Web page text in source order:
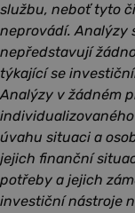
službu, neboť tyto
neprovádí. Analýzy
nepředstavují
týkající se
Analýzy v žádném
úvahu situaci a
jejich finanční
potřeby a jejich
investiční nástroje